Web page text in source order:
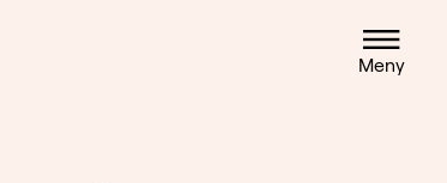
Meny